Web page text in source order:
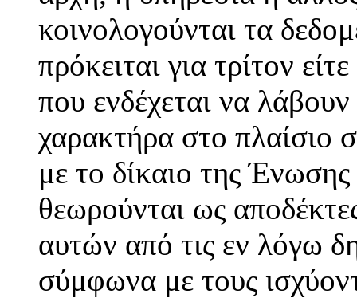
κοινολογούνται τα
πρόκειται για τρίτον
που ενδέχεται να
χαρακτήρα στο πλαίσιο
με το δίκαιο της
θεωρούνται ως
αυτών από τις εν λόγω
σύμφωνα με τους